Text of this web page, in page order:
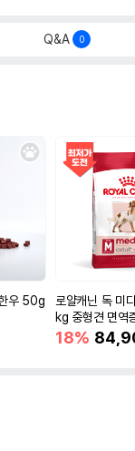
Q&A 0
우 50g
로얄캐닌 독 미
kg 중형견 면역
18%